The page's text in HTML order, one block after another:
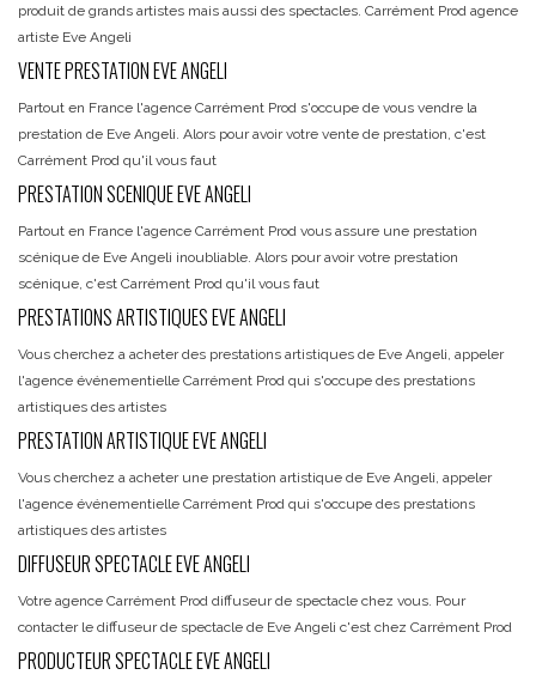
produit de grands artistes mais aussi des spectacles. Carrément Prod agence
artiste Eve Angeli
VENTE PRESTATION EVE ANGELI
Partout en France l'agence Carrément Prod s'occupe de vous vendre la
prestation de Eve Angeli. Alors pour avoir votre vente de prestation, c'est
Carrément Prod qu'il vous faut
PRESTATION SCENIQUE EVE ANGELI
Partout en France l'agence Carrément Prod vous assure une prestation
scénique de Eve Angeli inoubliable. Alors pour avoir votre prestation
scénique, c'est Carrément Prod qu'il vous faut
PRESTATIONS ARTISTIQUES EVE ANGELI
Vous cherchez a acheter des prestations artistiques de Eve Angeli, appeler
l'agence événementielle Carrément Prod qui s'occupe des prestations
artistiques des artistes
PRESTATION ARTISTIQUE EVE ANGELI
Vous cherchez a acheter une prestation artistique de Eve Angeli, appeler
l'agence événementielle Carrément Prod qui s'occupe des prestations
artistiques des artistes
DIFFUSEUR SPECTACLE EVE ANGELI
Votre agence Carrément Prod diffuseur de spectacle chez vous. Pour
contacter le diffuseur de spectacle de Eve Angeli c'est chez Carrément Prod
PRODUCTEUR SPECTACLE EVE ANGELI